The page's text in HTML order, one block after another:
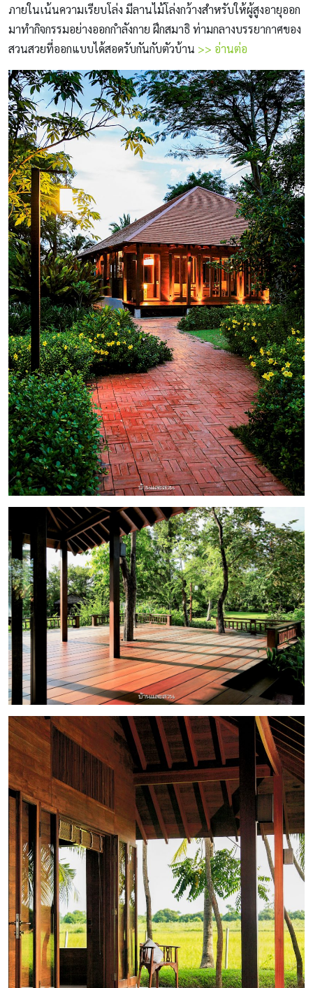
ภายในเน้นความเรียบโล่ง มีลานไม้โล่งกว้างสำหรับให้ผู้สูงอายุออก
มาทำกิจกรรมอย่างออกกำลังกาย ฝึกสมาธิ ท่ามกลางบรรยากาศของ
สวนสวยที่ออกแบบได้สอดรับกันกับตัวบ้าน >> อ่านต่อ